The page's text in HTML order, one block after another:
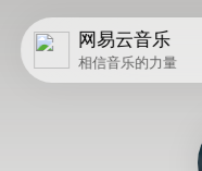
网易云音乐
相信音乐的力量